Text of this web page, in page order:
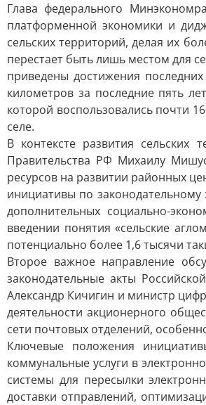
Глава федерального
платформенной экономики и
сельских территорий, делая их
перестает быть лишь местом для
приведены достижения
километров за последние пять
которой воспользовались почти
селе.
В контексте развития
Правительства РФ Михаилу
ресурсов на развитии районных
инициативы по
дополнительных социально-
введении понятия «сельские
потенциально более 1,6 тысячи
Второе важное направление
законодательные акты
Александр Кичигин и министр
деятельности акционерного
сети почтовых отделений,
Ключевые положения
коммунальные услуги в
системы для пересылки
доставки отправлений,